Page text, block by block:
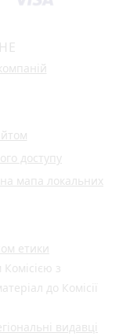
доступу
мапа локальних
етики
з
до Комісії
видавці